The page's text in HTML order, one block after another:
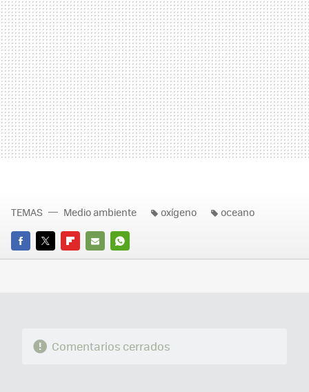
FACEBOOK
TWITTERFLIPBOARD
E-
WHATSAPP
TEMAS Medio ambiente oxígeno oceano
Comentarios cerrados